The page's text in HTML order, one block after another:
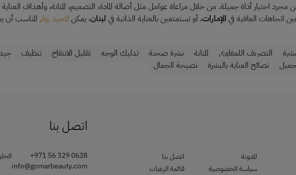
مجرد اختيار أداة جميلة. من خلال مراعاة عوامل مثل أصالة المادة، التصميم، المتانة، وأهداف
اتجاهات العافية في الإمارات، أو تستمتعين بالعناية الذاتية في لبنان، يمكن للجيد رولر المناسب أن
التصريف اللمفاوي المتانة بشرة صحية تدليك الوجه تقليل الانتفاخ تنظيف
نصائح العناية بالبشرة نصيحة الجمال
المدونة
اتصل بنا
سياسة الخصوصية
قائمة الرغبات
اتصل بنا
+971 56 329 0638
info@gomarbeauty.com